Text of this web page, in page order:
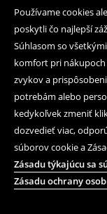
Používame cookies
poskytli čo najlepší
Súhlasom so
komfort pri nákupoch
zvykov a
potrebám alebo
kedykoľvek zmeniť
dozvedieť viac,
súborov cookie a
Zásadu týkajúcu sa
Zásadu ochrany